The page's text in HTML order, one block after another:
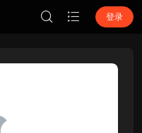
登录